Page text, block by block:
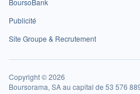
Publicité
Site Groupe & Recrutement
Copyright © 2026
Boursorama, SA au capital de 53 576